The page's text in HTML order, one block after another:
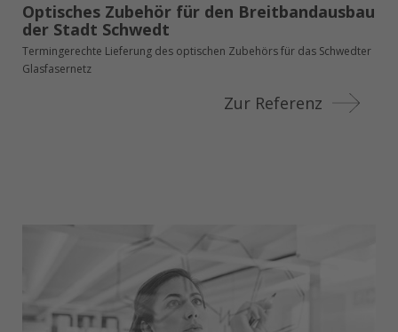
Optisches Zubehör für den Breitbandausbau
der Stadt Schwedt
Termingerechte Lieferung des optischen Zubehörs für das Schwedter
Glasfasernetz
Zur Referenz